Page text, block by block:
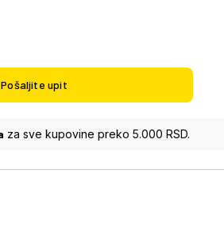
ova solarna lampa je idealna za
Pošaljite upit
za sve kupovine preko 5.000 RSD.